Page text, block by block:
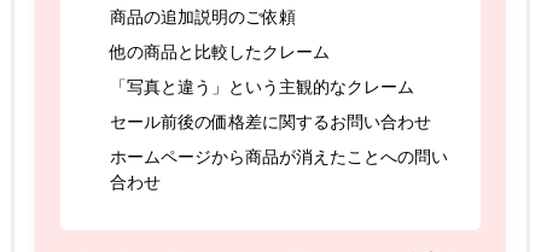
商品の追加説明のご依頼
他の商品と比較したクレーム
「写真と違う」という主観的なクレーム
セール前後の価格差に関するお問い合わせ
ホームページから商品が消えたことへの問い
合わせ